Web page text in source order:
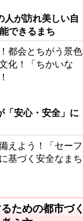
が訪れ美しい自
できるまち
都会とちがう景色
化！「ちかいな
安心・安全」に
えよう！「セーフ
基づく安全なまち
ための都市づく